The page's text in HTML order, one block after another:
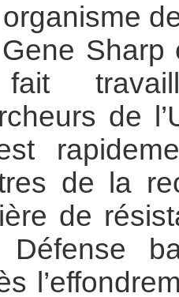
Sharp
de
de la
de
Défense